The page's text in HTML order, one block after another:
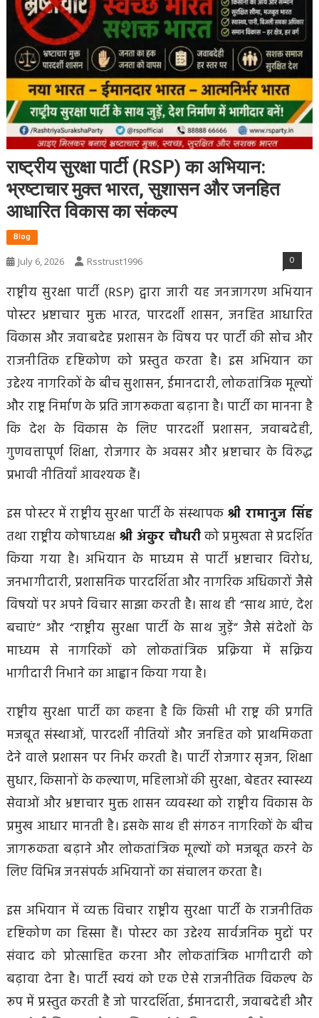
राष्ट्रीय सुरक्षा पार्टी (RSP) का अभियान:
भ्रष्टाचार मुक्त भारत, सुशासन और जनहित
आधारित विकास का संकल्प
Blog
July 6, 2026
Rsstrust1996 0
राष्ट्रीय सुरक्षा पार्टी (RSP) द्वारा जारी यह जनजागरण अभियान
पोस्टर भ्रष्टाचार मुक्त भारत, पारदर्शी शासन, जनहित आधारित
विकास और जवाबदेह प्रशासन के विषय पर पार्टी की सोच और
राजनीतिक दृष्टिकोण को प्रस्तुत करता है। इस अभियान का
उद्देश्य नागरिकों के बीच सुशासन, ईमानदारी, लोकतांत्रिक मूल्यों
और राष्ट्र निर्माण के प्रति जागरूकता बढ़ाना है। पार्टी का मानना है
कि देश के विकास के लिए पारदर्शी प्रशासन, जवाबदेही,
गुणवत्तापूर्ण शिक्षा, रोजगार के अवसर और भ्रष्टाचार के विरुद्ध
प्रभावी नीतियाँ आवश्यक हैं।
इस पोस्टर में राष्ट्रीय सुरक्षा पार्टी के संस्थापक श्री रामानुज सिंह
तथा राष्ट्रीय कोषाध्यक्षश्री अंकुर चौधरीको प्रमुखता से प्रदर्शित
किया गया है। अभियान के माध्यम से पार्टी भ्रष्टाचार विरोध,
जनभागीदारी, प्रशासनिक पारदर्शिता और नागरिक अधिकारों जैसे
विषयों पर अपने विचार साझा करती है। साथ ही “साथ आएं, देश
बचाएं” और “राष्ट्रीय सुरक्षा पार्टी के साथ जुड़ें” जैसे संदेशों के
माध्यम से नागरिकों को लोकतांत्रिक प्रक्रिया में सक्रिय
भागीदारी निभाने का आह्वान किया गया है।
राष्ट्रीय सुरक्षा पार्टी का कहना है कि किसी भी राष्ट्र की प्रगति
मजबूत संस्थाओं, पारदर्शी नीतियों और जनहित को प्राथमिकता
देने वाले प्रशासन पर निर्भर करती है। पार्टी रोजगार सृजन, शिक्षा
सुधार, किसानों के कल्याण, महिलाओं की सुरक्षा, बेहतर स्वास्थ्य
सेवाओं और भ्रष्टाचार मुक्त शासन व्यवस्था को राष्ट्रीय विकास के
प्रमुख आधार मानती है। इसके साथ ही संगठन नागरिकों के बीच
जागरूकता बढ़ाने और लोकतांत्रिक मूल्यों को मजबूत करने के
लिए विभिन्न जनसंपर्क अभियानों का संचालन करता है।
इस अभियान में व्यक्त विचार राष्ट्रीय सुरक्षा पार्टी के राजनीतिक
दृष्टिकोण का हिस्सा हैं। पोस्टर का उद्देश्य सार्वजनिक मुद्दों पर
संवाद को प्रोत्साहित करना और लोकतांत्रिक भागीदारी को
बढ़ावा देना है। पार्टी स्वयं को एक ऐसे राजनीतिक विकल्प के
रूप में प्रस्तुत करती है जो पारदर्शिता, ईमानदारी, जवाबदेही और